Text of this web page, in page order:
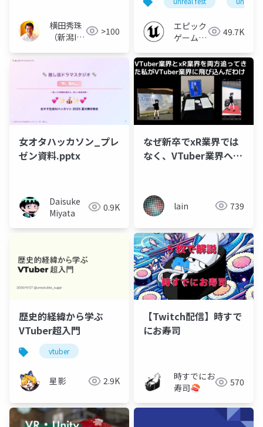
横田秀珠
（新潟IT
>100
Unreal Fest Tokyo
2025
エピック
ゲームズ
49.7K
女オタハッカソン_プレ
ゼン資料.pptx
Daisuke
Miyata
0.9K
なぜ新卒でxR業界では
なく、VTuber業界へ飛
lain 739
歴史的経緯から学ぶ
VTuber超入門
vtuber
星影 2.9K
【Twitch配信】時すで
にお寿司
時すでにお
寿司🍣
570